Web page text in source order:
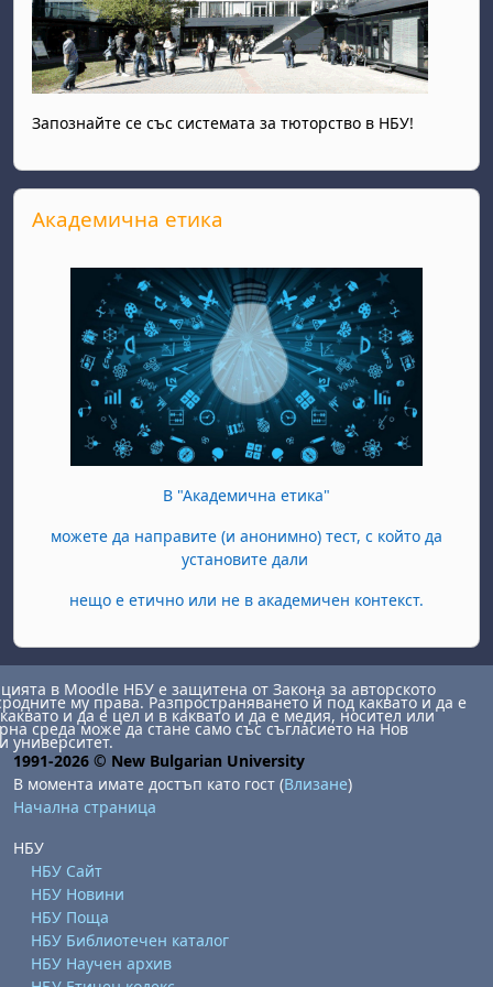
Запознайте се със системата за тюторство в НБУ!
Прескочи Академична етика
Академична етика
В "Академична етика"
можете да направите (и анонимно) тест, с който да
установите дали
нещо е етично или не в академичен контекст.
в Moodle НБУ е защитена от Закона за авторското
му права. Разпространяването й под каквато и да е
и да е цел и в каквато и да е медия, носител или
среда може да стане само със съгласието на Нов
университет.
1991-2026 © New Bulgarian University
В момента имате достъп като гост (Влизане)
Начална страница
НБУ
НБУ Сайт
НБУ Новини
НБУ Поща
НБУ Библиотечен каталог
НБУ Научен архив